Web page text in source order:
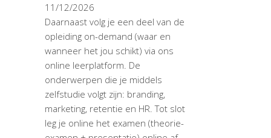
11/12/2026
Daarnaast volg je een deel van de
opleiding on-demand (waar en
wanneer het jou schikt) via ons
online leerplatform. De
onderwerpen die je middels
zelfstudie volgt zijn: branding,
marketing, retentie en HR. Tot slot
leg je online het examen (theorie-